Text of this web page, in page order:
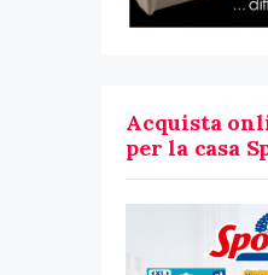
Acquista
per la casa